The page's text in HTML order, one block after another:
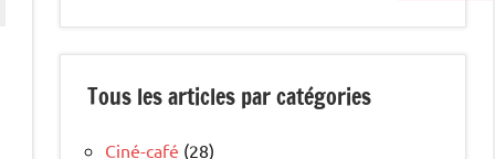
Tous les articles par catégories
Ciné-café (28)